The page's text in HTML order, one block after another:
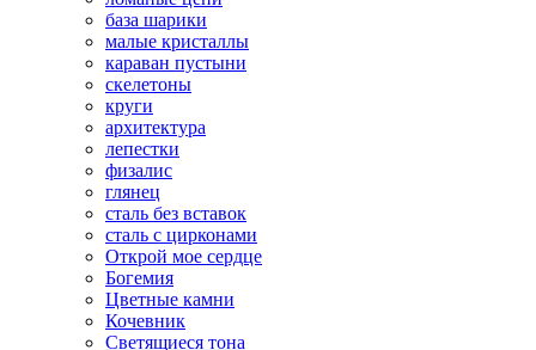
база шарики
малые кристаллы
караван пустыни
скелетоны
круги
архитектура
лепестки
физалис
глянец
сталь без вставок
сталь с цирконами
Открой мое сердце
Богемия
Цветные камни
Кочевник
Светящиеся тона